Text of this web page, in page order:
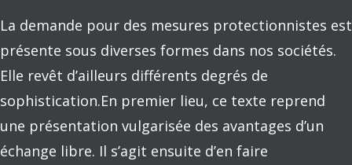
La demande pour des mesures protectionnistes est
présente sous diverses formes dans nos sociétés.
Elle revêt d’ailleurs différents degrés de
sophistication.En premier lieu, ce texte reprend
une présentation vulgarisée des avantages d’un
échange libre. Il s’agit ensuite d’en faire